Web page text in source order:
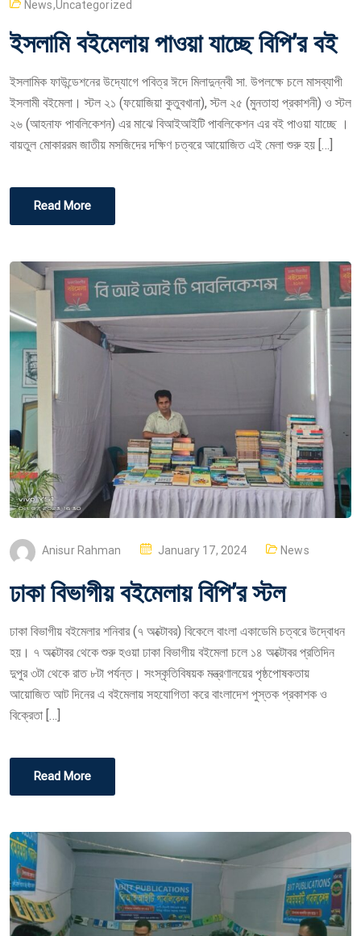
T
D
O
N
News,Uncategorized
ইসলামি বইমেলায় পাওয়া যাচ্ছে বিপি’র বই
ইসলামিক ফাউন্ডেশনের উদ্যোগে পবিত্র ঈদে মিলাদুন্নবী সা. উপলক্ষে চলে মাসব্যাপী
ইসলামী বইমেলা। স্টল ২১ (ফয়োজিয়া কুতুবখানা), স্টল ২৫ (মুনতাহা প্রকাশনী) ও স্টল
২৬ (আহনাফ পাবলিকেশন) এর মাঝে বিআইআইটি পাবলিকেশন এর বই পাওয়া যাচ্ছে ।
বায়তুল মোকাররম জাতীয় মসজিদের দক্ষিণ চত্বরে আয়োজিত এই মেলা শুরু হয় […]
Read More
Anisur Rahman
S
E
D
O
N
January 17, 2024 News
ঢাকা বিভাগীয় বইমেলায় বিপি’র স্টল
ঢাকা বিভাগীয় বইমেলার শনিবার (৭ অক্টোবর) বিকেলে বাংলা একাডেমি চত্বরে উদ্বোধন
হয়। ৭ অক্টোবর থেকে শুরু হওয়া ঢাকা বিভাগীয় বইমেলা চলে ১৪ অক্টোবর প্রতিদিন
দুপুর ৩টা থেকে রাত ৮টা পর্যন্ত। সংস্কৃতিবিষয়ক মন্ত্রণালয়ের পৃষ্ঠপোষকতায়
আয়োজিত আট দিনের এ বইমেলায় সহযোগিতা করে বাংলাদেশ পুস্তক প্রকাশক ও
বিক্রেতা […]
Read More